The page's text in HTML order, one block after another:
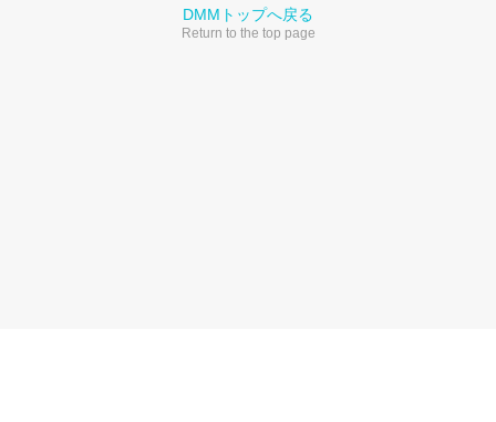
DMMトップへ戻る
Return to the top page